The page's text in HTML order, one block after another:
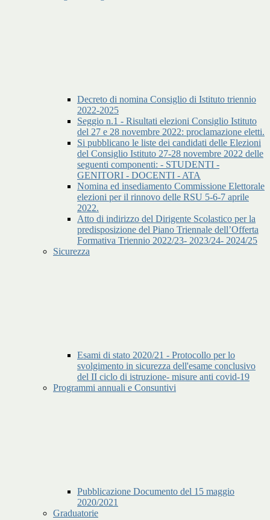
Decreto di nomina Consiglio di Istituto triennio
2022-2025
Seggio n.1 - Risultati elezioni Consiglio Istituto
del 27 e 28 novembre 2022: proclamazione eletti.
Si pubblicano le liste dei candidati delle Elezioni
del Consiglio Istituto 27-28 novembre 2022 delle
seguenti componenti: - STUDENTI -
GENITORI - DOCENTI - ATA
Nomina ed insediamento Commissione Elettorale
elezioni per il rinnovo delle RSU 5-6-7 aprile
2022.
Atto di indirizzo del Dirigente Scolastico per la
predisposizione del Piano Triennale dell’Offerta
Formativa Triennio 2022/23- 2023/24- 2024/25
Sicurezza
Esami di stato 2020/21 - Protocollo per lo
svolgimento in sicurezza dell'esame conclusivo
del II ciclo di istruzione- misure anti covid-19
Programmi annuali e Consuntivi
Pubblicazione Documento del 15 maggio
2020/2021
Graduatorie